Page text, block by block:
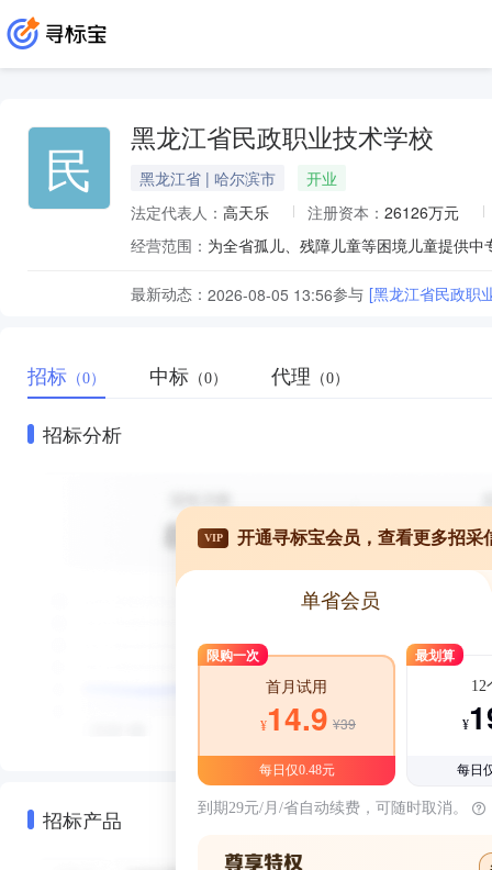
民 黑龙江省民政职业技术学校
黑龙江省 | 哈尔滨市
开业
法定代表人： 高天乐 注册资本： 26126万元
经营范围： 为全省孤儿、残障儿童等困境儿童提供
最新动态： 2026-08-05 13:56参与 [黑龙江省民政职
招标 （0） 中标 （0） 代理 （0）
招标分析
招标产品
VIP 开通寻标宝会员，查看更多招采
单省会员
限购一次
首月试用
¥14.9 ¥39
每日仅0.48元
最划算
12
¥
每日
到期29元/月/省自动续费，可随时取消。